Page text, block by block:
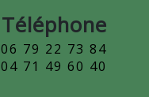
Téléphone
06 79 22 73 84
04 71 49 60 40